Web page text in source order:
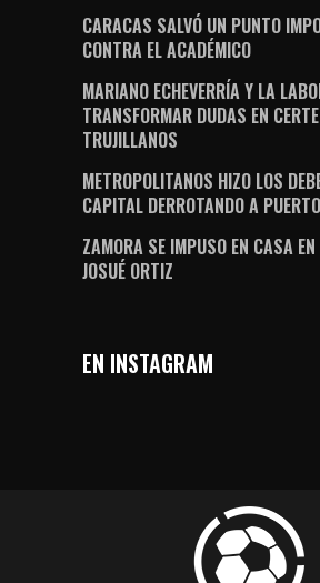
CARACAS SALVÓ UN PUNTO
CONTRA EL ACADÉMICO
MARIANO ECHEVERRÍA Y LA
TRANSFORMAR DUDAS EN
TRUJILLANOS
METROPOLITANOS HIZO LOS
CAPITAL DERROTANDO A
ZAMORA SE IMPUSO EN CASA
JOSUÉ ORTIZ
EN INSTAGRAM